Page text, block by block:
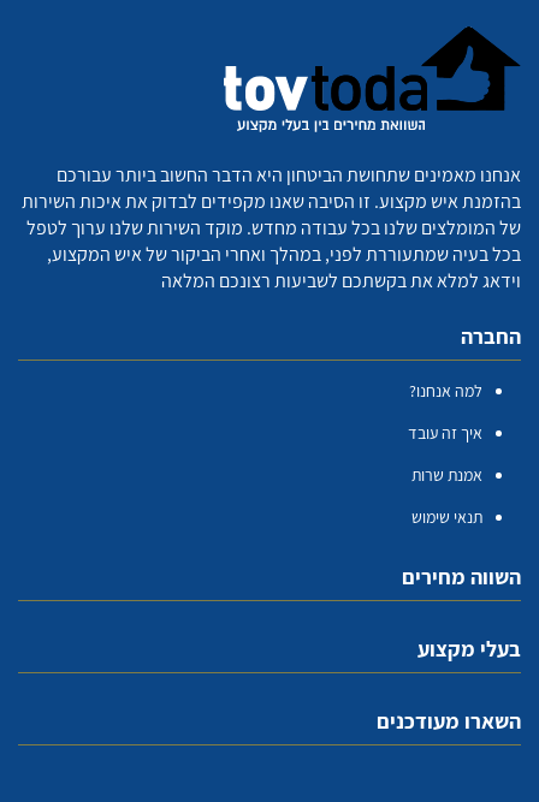
אנחנו מאמינים שתחושת הביטחון היא הדבר החשוב ביותר עבורכם
בהזמנת איש מקצוע. זו הסיבה שאנו מקפידים לבדוק את איכות השירות
של המומלצים שלנו בכל עבודה מחדש. מוקד השירות שלנו ערוך לטפל
בכל בעיה שמתעוררת לפני, במהלך ואחרי הביקור של איש המקצוע,
וידאג למלא את בקשתכם לשביעות רצונכם המלאה
החברה
למה אנחנו?
איך זה עובד
אמנת שרות
תנאי שימוש
השווה מחירים
בעלי מקצוע
השארו מעודכנים